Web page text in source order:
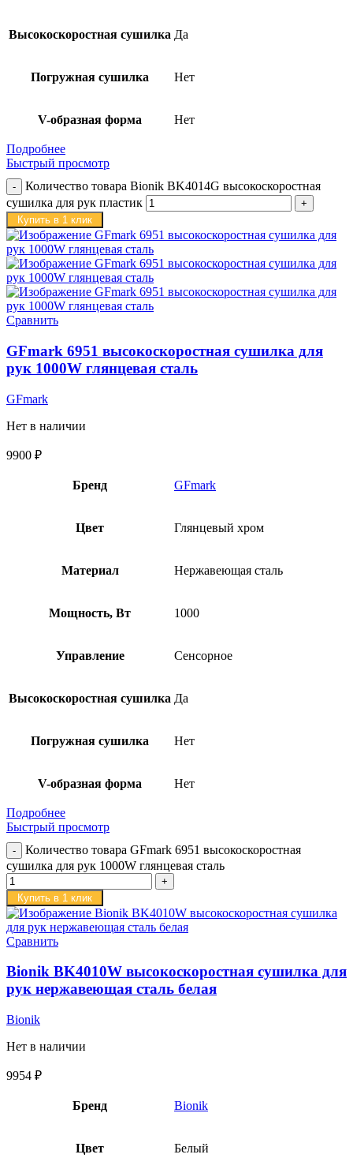
Высокоскоростная сушилка Да
Погружная сушилка Нет
V-образная форма Нет
Подробнее
Быстрый просмотр
Количество товара Bionik BK4014G высокоскоростная
сушилка для рук пластик
Купить в 1 клик
Сравнить
GFmark 6951 высокоскоростная сушилка для
рук 1000W глянцевая сталь
GFmark
Нет в наличии
9900 ₽
Бренд GFmark
Цвет Глянцевый хром
Материал Нержавеющая сталь
Мощность, Вт 1000
Управление Сенсорное
Высокоскоростная сушилка Да
Погружная сушилка Нет
V-образная форма Нет
Подробнее
Быстрый просмотр
Количество товара GFmark 6951 высокоскоростная
сушилка для рук 1000W глянцевая сталь
Купить в 1 клик
Сравнить
Bionik BK4010W высокоскоростная сушилка для
рук нержавеющая сталь белая
Bionik
Нет в наличии
9954 ₽
Бренд Bionik
Цвет Белый